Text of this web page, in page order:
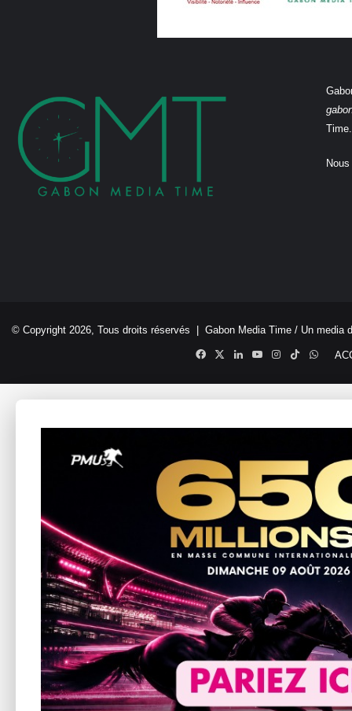
Time.
© Copyright 2026, Tous droits réservés | Gabon Media Time / Un media
Facebook
X LinkedinYouTubeInstagram
TikTok